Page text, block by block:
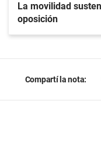
La movilidad
oposición
Compartí la nota: